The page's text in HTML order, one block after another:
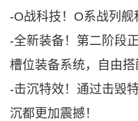
-O战科技！O系战列舰
-全新装备！第二阶段
槽位装备系统，自由搭
-击沉特效！通过击毁
沉都更加震撼！